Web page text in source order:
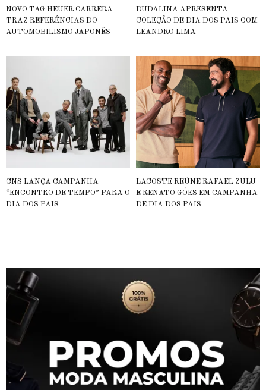
NOVO TAG HEUER CARRERA
TRAZ REFERÊNCIAS DO
AUTOMOBILISMO JAPONÊS
DUDALINA APRESENTA
COLEÇÃO DE DIA DOS PAIS COM
LEANDRO LIMA
CNS LANÇA CAMPANHA
“ENCONTRO DE TEMPO” PARA O
DIA DOS PAIS
LACOSTE REÚNE RAFAEL ZULU
E RENATO GÓES EM CAMPANHA
DE DIA DOS PAIS